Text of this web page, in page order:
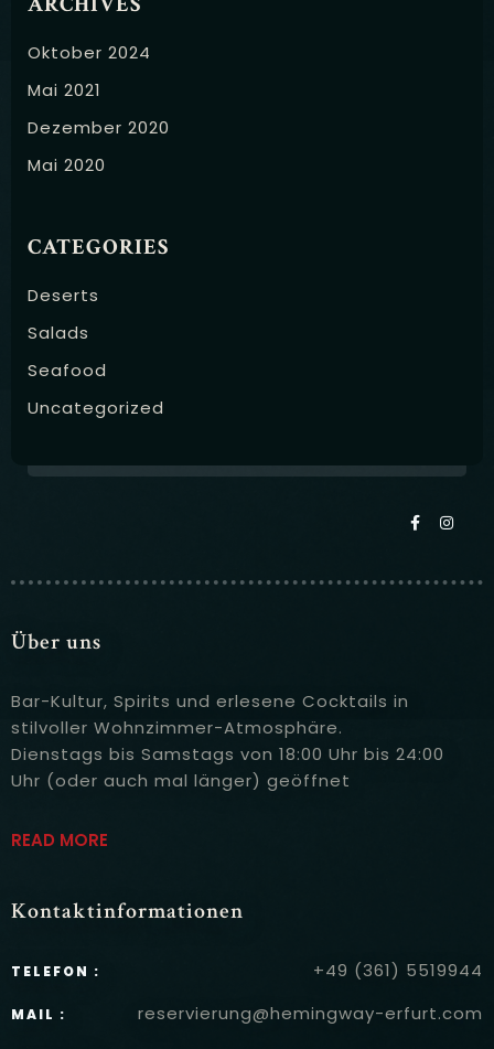
Oktober 2024
Mai 2021
Dezember 2020
Mai 2020
CATEGORIES
Deserts
Salads
Seafood
Uncategorized
Über uns
Bar-Kultur, Spirits und erlesene Cocktails in
stilvoller Wohnzimmer-Atmosphäre.
Dienstags bis Samstags von 18:00 Uhr bis 24:00
Uhr (oder auch mal länger) geöffnet
READ MORE
Kontaktinformationen
TELEFON : +49 (361) 5519944
MAIL : reservierung@hemingway-erfurt.com